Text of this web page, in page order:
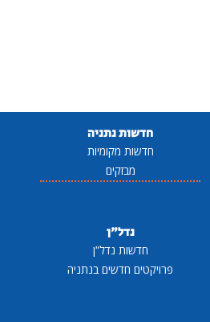
חדשות נתניה
חדשות מקומיות
מבזקים
נדל"ן
חדשות נדל"ן
פרויקטים חדשים בנתניה